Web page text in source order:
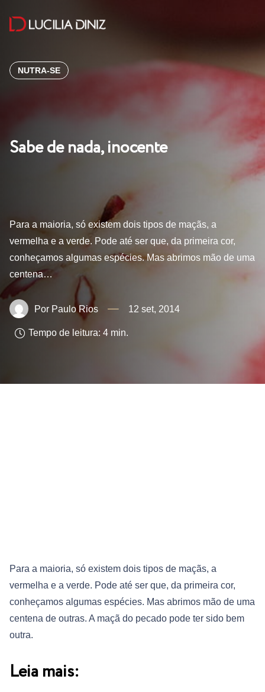
NUTRA-SE
Sabe de nada, inocente
Para a maioria, só existem dois tipos de maçãs, a
vermelha e a verde. Pode até ser que, da primeira cor,
conheçamos algumas espécies. Mas abrimos mão de uma
centena…
Paulo Rios 12 set, 2014
Tempo de leitura: 4 min.
Para a maioria, só existem dois tipos de maçãs, a
vermelha e a verde. Pode até ser que, da primeira cor,
conheçamos algumas espécies. Mas abrimos mão de uma
centena de outras. A maçã do pecado pode ter sido bem
outra.
Leia mais: